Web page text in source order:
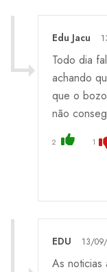
Edu Jacu
Todo dia
achando
que o
não
2 1
EDU 13/
As